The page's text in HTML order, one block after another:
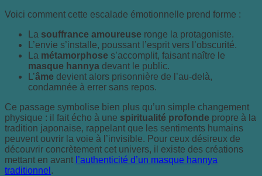
Voici comment cette escalade émotionnelle prend forme :
La souffrance amoureuse ronge la protagoniste.
L’envie s’installe, poussant l’esprit vers l’obscurité.
La métamorphose s’accomplit, faisant naître le
masque hannya devant le public.
L’âme devient alors prisonnière de l’au-delà,
condamnée à errer sans repos.
Ce passage symbolise bien plus qu’un simple changement
physique : il fait écho à une spiritualité profonde propre à la
tradition japonaise, rappelant que les sentiments humains
peuvent ouvrir la voie à l’invisible. Pour ceux désireux de
découvrir concrètement cet univers, il existe des créations
mettant en avant l’authenticité d’un masque hannya
traditionnel .